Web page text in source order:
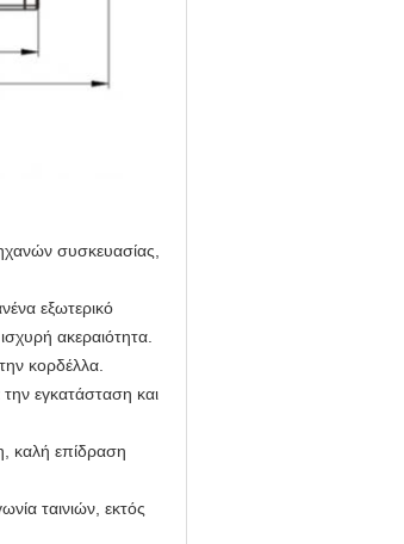
συσκευασίας,
εξωτερικό
ακεραιότητα.
κορδέλλα.
εγκατάσταση και
καλή επίδραση
ταινιών, εκτός